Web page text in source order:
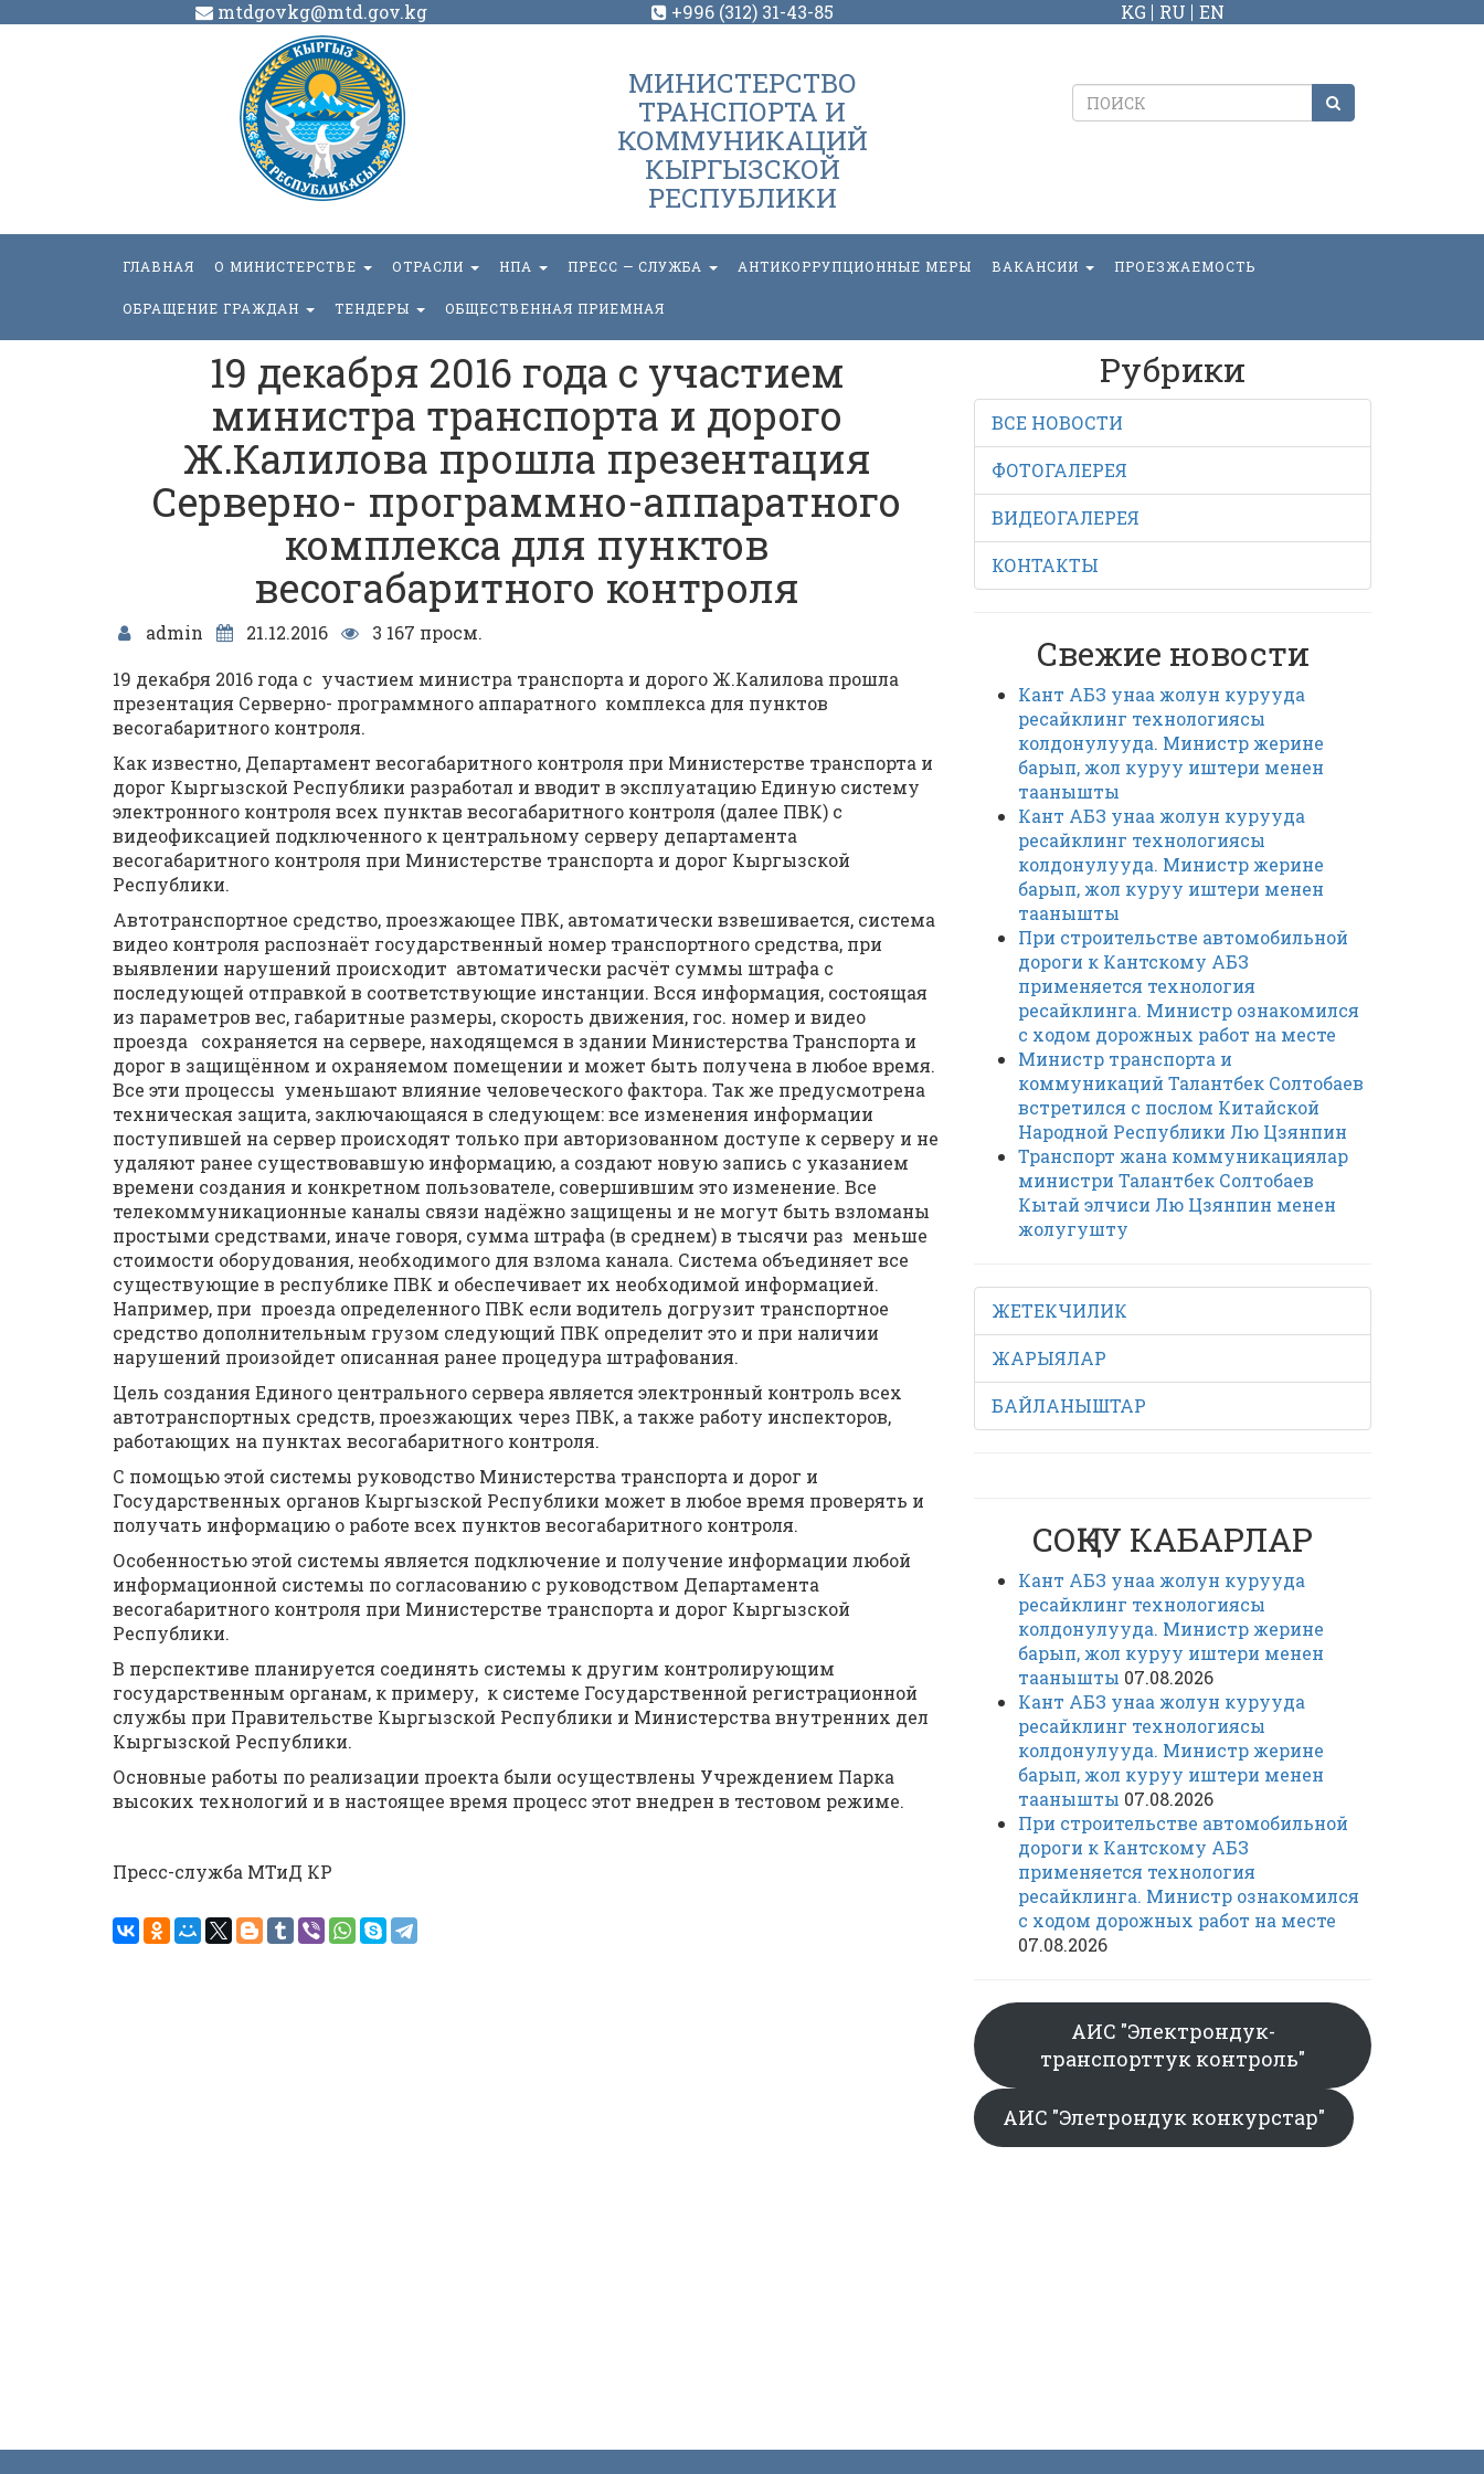
mtdgovkg@mtd.gov.kg +996 (312) 31-43-85 KG RU EN
МИНИСТЕРСТВО
ТРАНСПОРТА И
КОММУНИКАЦИЙ
КЫРГЫЗСКОЙ
РЕСПУБЛИКИ
ГЛАВНАЯ О МИНИСТЕРСТВЕ ОТРАСЛИ НПА ПРЕСС — СЛУЖБА АНТИКОРРУПЦИОННЫЕ МЕРЫ ВАКАНСИИ ПРОЕЗЖАЕМОСТЬ
ОБРАЩЕНИЕ ГРАЖДАН ТЕНДЕРЫ ОБЩЕСТВЕННАЯ ПРИЕМНАЯ
19 декабря 2016 года с участием
министра транспорта и дорого
Ж.Калилова прошла презентация
Серверно- программно-аппаратного
комплекса для пунктов
весогабаритного контроля
admin 21.12.2016
3 167 просм.
19 декабря 2016 года с участием министра транспорта и дорого Ж.Калилова прошла
презентация Серверно- программного аппаратного комплекса для пунктов
весогабаритного контроля.
Как известно, Департамент весогабаритного контроля при Министерстве транспорта и
дорог Кыргызской Республики разработал и вводит в эксплуатацию Единую систему
электронного контроля всех пунктав весогабаритного контроля (далее ПВК) с
видеофиксацией подключенного к центральному серверу департамента
весогабаритного контроля при Министерстве транспорта и дорог Кыргызской
Республики.
Автотранспортное средство, проезжающее ПВК, автоматически взвешивается, система
видео контроля распознаёт государственный номер транспортного средства, при
выявлении нарушений происходит автоматически расчёт суммы штрафа с
последующей отправкой в соответствующие инстанции. Всся информация, состоящая
из параметров вес, габаритные размеры, скорость движения, гос. номер и видео
проезда сохраняется на сервере, находящемся в здании Министерства Транспорта и
дорог в защищённом и охраняемом помещении и может быть получена в любое время.
Все эти процессы уменьшают влияние человеческого фактора. Так же предусмотрена
техническая защита, заключающаяся в следующем: все изменения информации
поступившей на сервер происходят только при авторизованном доступе к серверу и не
удаляют ранее существовавшую информацию, а создают новую запись с указанием
времени создания и конкретном пользователе, совершившим это изменение. Все
телекоммуникационные каналы связи надёжно защищены и не могут быть взломаны
простыми средствами, иначе говоря, сумма штрафа (в среднем) в тысячи раз меньше
стоимости оборудования, необходимого для взлома канала. Система объединяет все
существующие в республике ПВК и обеспечивает их необходимой информацией.
Например, при проезда определенного ПВК если водитель догрузит транспортное
средство дополнительным грузом следующий ПВК определит это и при наличии
нарушений произойдет описанная ранее процедура штрафования.
Цель создания Единого центрального сервера является электронный контроль всех
автотранспортных средств, проезжающих через ПВК, а также работу инспекторов,
работающих на пунктах весогабаритного контроля.
С помощью этой системы руководство Министерства транспорта и дорог и
Государственных органов Кыргызской Республики может в любое время проверять и
получать информацию о работе всех пунктов весогабаритного контроля.
Особенностью этой системы является подключение и получение информации любой
информационной системы по согласованию с руководством Департамента
весогабаритного контроля при Министерстве транспорта и дорог Кыргызской
Республики.
В перспективе планируется соединять системы к другим контролирующим
государственным органам, к примеру, к системе Государственной регистрационной
службы при Правительстве Кыргызской Республики и Министерства внутренних дел
Кыргызской Республики.
Основные работы по реализации проекта были осуществлены Учреждением Парка
высоких технологий и в настоящее время процесс этот внедрен в тестовом режиме.
Пресс-служба МТиД КР
Рубрики
ВСЕ НОВОСТИ
ФОТОГАЛЕРЕЯ
ВИДЕОГАЛЕРЕЯ
КОНТАКТЫ
Свежие новости
Кант АБЗ унаа жолун курууда
ресайклинг технологиясы
колдонулууда. Министр жерине
барып, жол куруу иштери менен
таанышты
Кант АБЗ унаа жолун курууда
ресайклинг технологиясы
колдонулууда. Министр жерине
барып, жол куруу иштери менен
таанышты
При строительстве автомобильной
дороги к Кантскому АБЗ
применяется технология
ресайклинга. Министр ознакомился
с ходом дорожных работ на месте
Министр транспорта и
коммуникаций Талантбек Солтобаев
встретился с послом Китайской
Народной Республики Лю Цзянпин
Транспорт жана коммуникациялар
министри Талантбек Солтобаев
Кытай элчиси Лю Цзянпин менен
жолугушту
ЖЕТЕКЧИЛИК
ЖАРЫЯЛАР
БАЙЛАНЫШТАР
СОҢКУ КАБАРЛАР
Кант АБЗ унаа жолун курууда
ресайклинг технологиясы
колдонулууда. Министр жерине
барып, жол куруу иштери менен
таанышты 07.08.2026
Кант АБЗ унаа жолун курууда
ресайклинг технологиясы
колдонулууда. Министр жерине
барып, жол куруу иштери менен
таанышты 07.08.2026
При строительстве автомобильной
дороги к Кантскому АБЗ
применяется технология
ресайклинга. Министр ознакомился
с ходом дорожных работ на месте
07.08.2026
АИС "Электрондук-
транспорттук контроль"
АИС "Элетрондук конкурстар"